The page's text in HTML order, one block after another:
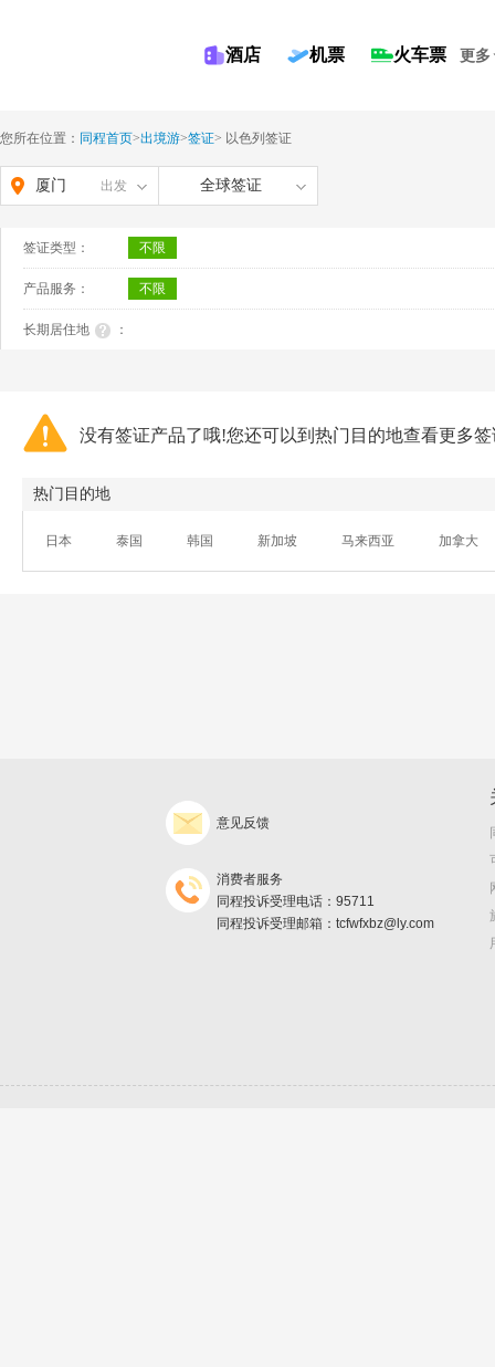
酒店 机票 火车票 更多
您所在位置： 同程首页>出境游>签证> 以色列签证
厦门 出发 全球签证
签证类型： 不限
产品服务： 不限
长期居住地 ：
没有签证产品了哦!您还可以到热门目的地查看更多
热门目的地
日本 泰国 韩国 新加坡 马来西亚 加拿大
意见反馈
消费者服务
同程投诉受理电话：95711
同程投诉受理邮箱：tcfwfxbz@ly.com